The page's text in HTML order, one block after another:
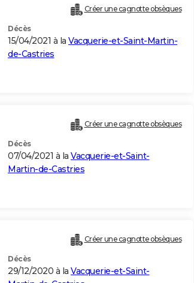
Créer une cagnotte obsèques
Décès
15/04/2021 à la Vacquerie-et-Saint-Martin-
de-Castries
Créer une cagnotte obsèques
Décès
07/04/2021 à la Vacquerie-et-Saint-
Martin-de-Castries
Créer une cagnotte obsèques
Décès
29/12/2020 à la Vacquerie-et-Saint-